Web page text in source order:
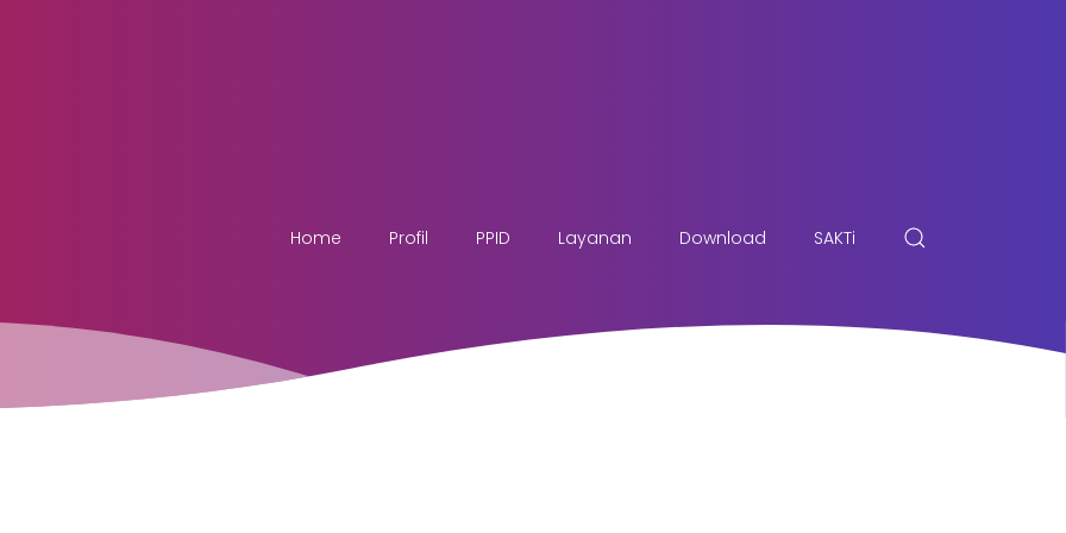
Home Profil PPID Layanan Download SAKTi